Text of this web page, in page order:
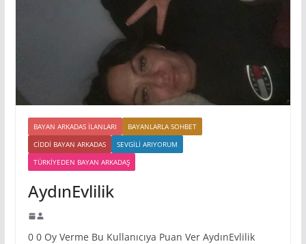
BAYAN ARKADAS ILANLARI
BAYANLARLA SOHBET
CIDDI BAYAN ARKADAS
SEVGILI ARIYORUM
TÜRKIYEDEN BAYAN ARKADAŞ
AydınEvlilik
0 0 Oy Verme Bu Kullanıcıya Puan Ver AydınEvlilik